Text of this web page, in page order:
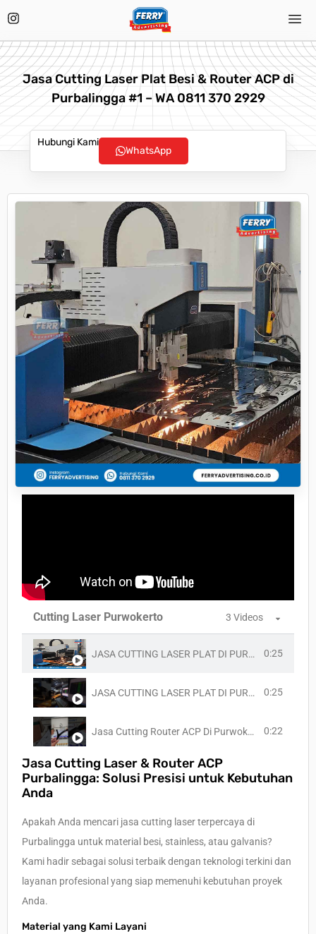
Jasa Cutting Laser Plat Besi & Router ACP di
Purbalingga #1 – WA 0811 370 2929
Hubungi Kami
WhatsApp
Cutting Laser Purwokerto 3 Videos
JASA CUTTING LASER PLAT DI PURWOKERTO!! FIBER LASER - WA 08113702929 0:25
JASA CUTTING LASER PLAT DI PURWOKERTO!! FIBER LASER - WA 08113702929 0:25
Jasa Cutting Router ACP Di Purwokerto - WA 0811 370 2929 0:22
Jasa Cutting Laser & Router ACP
Purbalingga: Solusi Presisi untuk Kebutuhan
Anda
Apakah Anda mencari jasa cutting laser terpercaya di
Purbalingga untuk material besi, stainless, atau galvanis?
Kami hadir sebagai solusi terbaik dengan teknologi terkini dan
layanan profesional yang siap memenuhi kebutuhan proyek
Anda.
Material yang Kami Layani